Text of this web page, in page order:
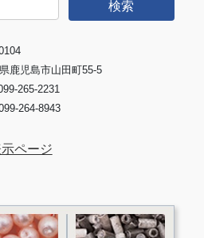
鹿児島市山田町55-5
265-2231
264-8943
ページ